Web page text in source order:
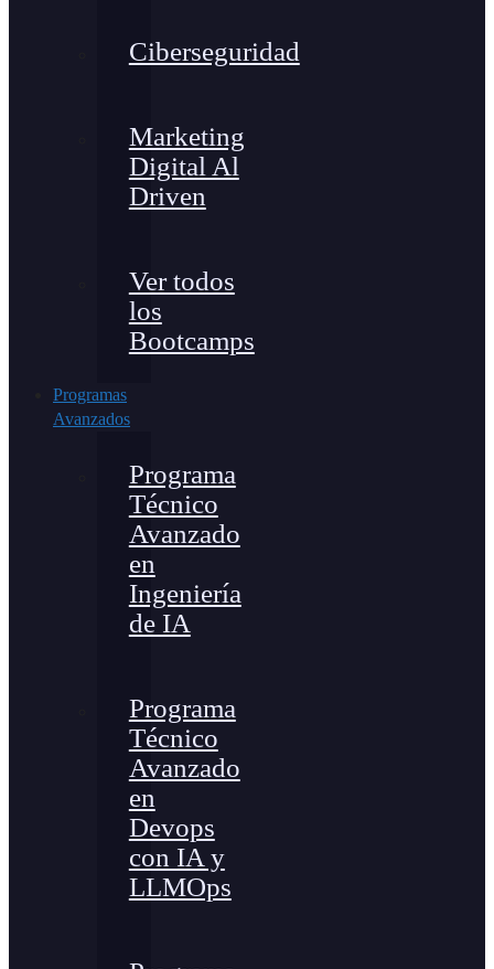
Ciberseguridad
Marketing
Digital Al
Driven
Ver todos
los
Bootcamps
Programas
Avanzados
Programa
Técnico
Avanzado
en
Ingeniería
de IA
Programa
Técnico
Avanzado
en
Devops
con IA y
LLMOps